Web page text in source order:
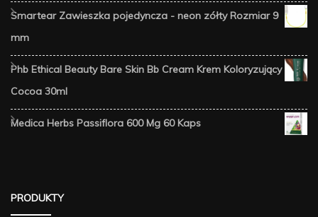
Smartear Zawieszka pojedyncza - neon zółty Rozmiar 9
mm
Phb Ethical Beauty Bare Skin Bb Cream Krem Koloryzujący
Cocoa 30ml
Medica Herbs Passiflora 600 Mg 60 Kaps
PRODUKTY